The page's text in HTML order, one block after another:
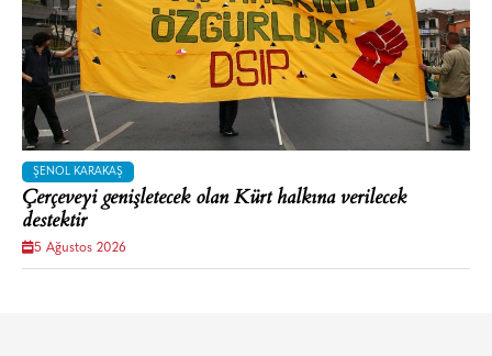
ŞENOL KARAKAŞ
Çerçeveyi genişletecek olan Kürt halkına verilecek
destektir
5 Ağustos 2026